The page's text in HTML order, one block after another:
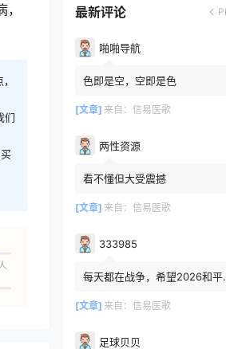
们
最新评论
啪啪导航
色即是空，空即是色
[文章] 来自： 信易医歌
两性资源
看不懂但大受震撼
[文章] 来自： 信易医歌
333985
每天都在战争，希望2026和平.
[文章] 来自： 信易医歌
足球贝贝